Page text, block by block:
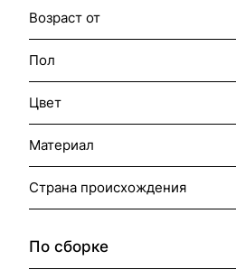
Возраст от
Пол
Цвет
Материал
Страна происхождения
По сборке